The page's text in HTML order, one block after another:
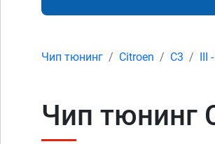
Чип тюнинг Citroen C3 III
Чип тюнинг